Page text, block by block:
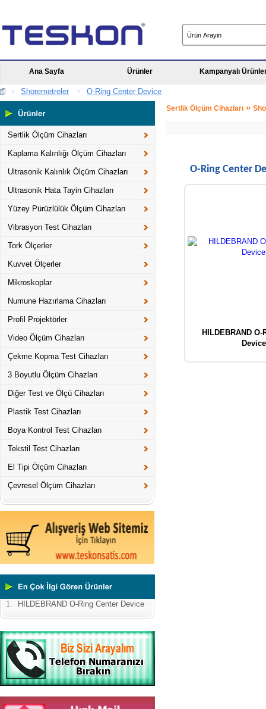
Ana Sayfa Ürünler Kampanyalı
Shoremetreler O-Ring Center Device
Sertlik Ölçüm Cihazları
Kaplama Kalınlığı Ölçüm Cihazları
Ultrasonik Kalınlık Ölçüm Cihazları
Ultrasonik Hata Tayin Cihazları
Yüzey Pürüzlülük Ölçüm Cihazları
Vibrasyon Test Cihazları
Tork Ölçerler
Kuvvet Ölçerler
Mikroskoplar
Numune Hazırlama Cihazları
Profil Projektörler
Video Ölçüm Cihazları
Çekme Kopma Test Cihazları
3 Boyutlu Ölçüm Cihazları
Diğer Test ve Ölçü Cihazları
Plastik Test Cihazları
Boya Kontrol Test Cihazları
Tekstil Test Cihazları
El Tipi Ölçüm Cihazları
Çevresel Ölçüm Cihazları
1. HILDEBRAND O-Ring Center Device
Sertlik Ölçüm Cihazları »
O-Ring Center
HILDEBRAND
Device